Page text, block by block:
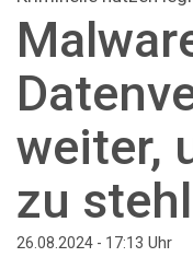
weiter,
zu
26.08.2024 - 17:13 Uhr